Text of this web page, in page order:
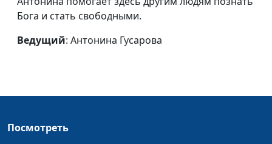
Молитва об исцелении Мария Никишанина
Приемная семья Михаил Чуев
"Верующий на суд не
Ярослав Кныш #15
Служение осужденным
Бога и стать свободными.
Ведущий: Антонина Гусарова
Посмотреть